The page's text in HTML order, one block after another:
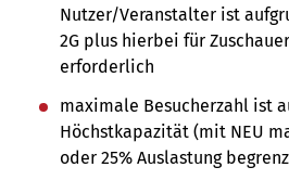
Nutzer/Veranstalter ist
2G plus hierbei für
erforderlich
maximale Besucherzahl ist
Höchstkapazität (mit NEU
oder 25% Auslastung